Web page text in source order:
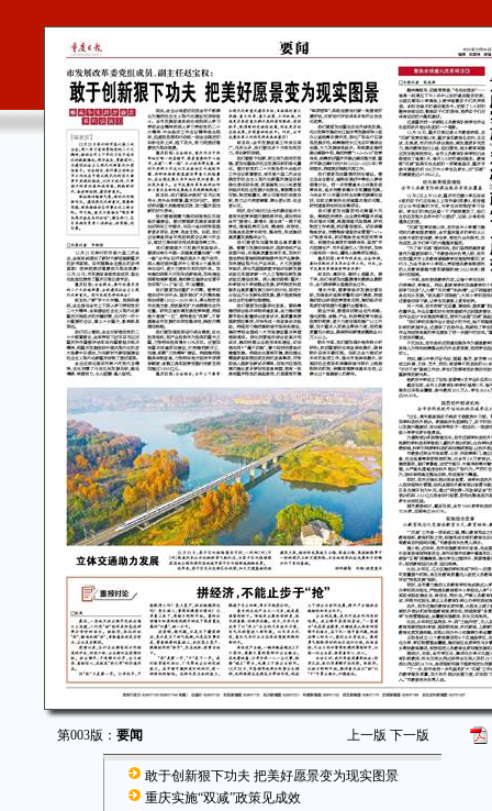
第003版： 要闻 上一版 下一版
敢于创新狠下功夫 把美好愿景变为现实图景
重庆实施“双减”政策见成效